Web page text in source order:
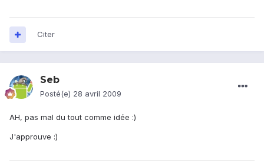
Citer
Seb
Posté(e) 28 avril 2009
AH, pas mal du tout comme idée :)
J'approuve :)